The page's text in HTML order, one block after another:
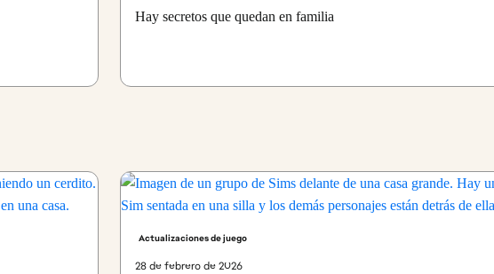
Hay secretos que quedan en familia
Actualizaciones de juego
28 de febrero de 2026